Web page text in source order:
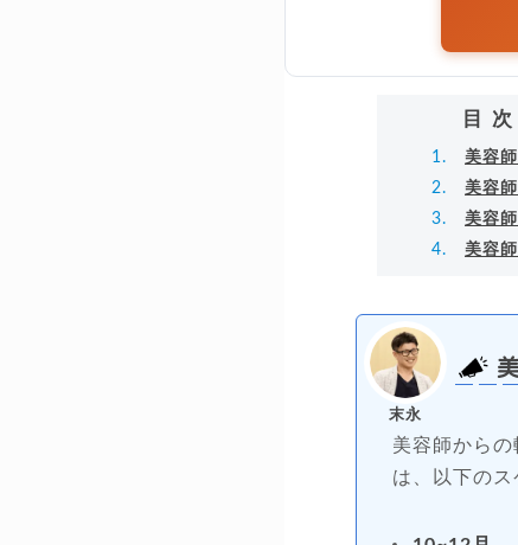
目次
美容
美容
美容
美容
末永
美容師から
は、以下のス